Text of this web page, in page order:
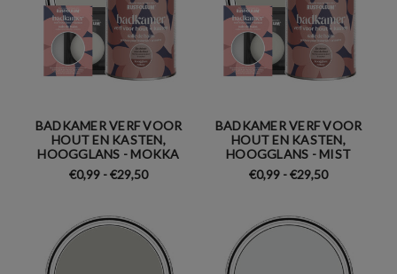
BADKAMER VERF VOOR
HOUT EN KASTEN,
HOOGGLANS - MOKKA
€0,99 - €29,50
BADKAMER VERF VOOR
HOUT EN KASTEN,
HOOGGLANS - MIST
€0,99 - €29,50